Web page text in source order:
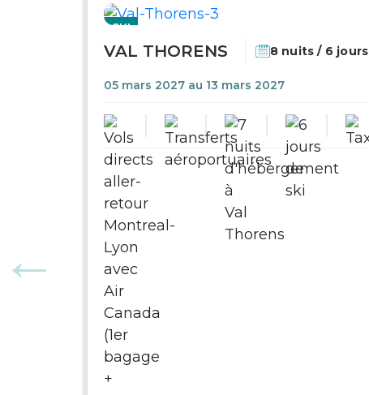
SKI
VAL THORENS 8 nuits / 6 jours
05 mars 2027 au 13 mars 2027